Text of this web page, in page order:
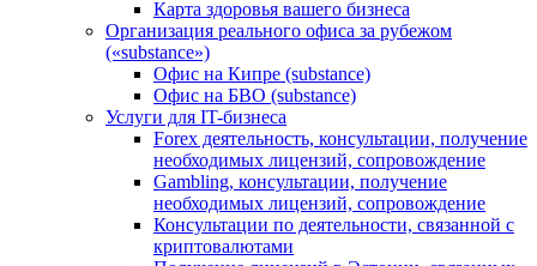
Карта здоровья вашего бизнеса
Организация реального офиса за рубежом
(«substance»)
Офис на Кипре (substance)
Офис на БВО (substance)
Услуги для IT-бизнеса
Forex деятельность, консультации, получение
необходимых лицензий, сопровождение
Gambling, консультации, получение
необходимых лицензий, сопровождение
Консультации по деятельности, связанной с
криптовалютами